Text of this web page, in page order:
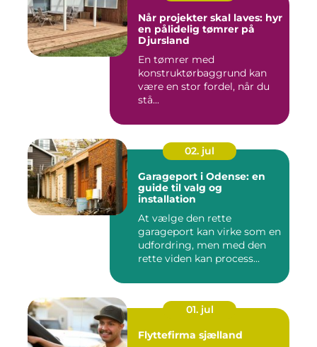
Når projekter skal laves: hyr
en pålidelig tømrer på
Djursland
En tømrer med
konstruktørbaggrund kan
være en stor fordel, når du
stå...
02. jul
Garageport i Odense: en
guide til valg og
installation
At vælge den rette
garageport kan virke som en
udfordring, men med den
rette viden kan process...
01. jul
Flyttefirma sjælland